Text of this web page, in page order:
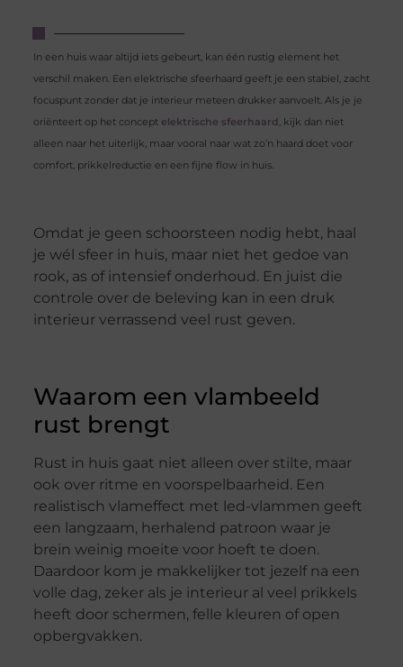
In een huis waar altijd iets gebeurt, kan één rustig element het
verschil maken. Een elektrische sfeerhaard geeft je een stabiel, zacht
focuspunt zonder dat je interieur meteen drukker aanvoelt. Als je je
oriënteert op het concept elektrische sfeerhaard , kijk dan niet
alleen naar het uiterlijk, maar vooral naar wat zo’n haard doet voor
comfort, prikkelreductie en een fijne flow in huis.
Omdat je geen schoorsteen nodig hebt, haal
je wél sfeer in huis, maar niet het gedoe van
rook, as of intensief onderhoud. En juist die
controle over de beleving kan in een druk
interieur verrassend veel rust geven.
Waarom een vlambeeld
rust brengt
Rust in huis gaat niet alleen over stilte, maar
ook over ritme en voorspelbaarheid. Een
realistisch vlameffect met led-vlammen geeft
een langzaam, herhalend patroon waar je
brein weinig moeite voor hoeft te doen.
Daardoor kom je makkelijker tot jezelf na een
volle dag, zeker als je interieur al veel prikkels
heeft door schermen, felle kleuren of open
opbergvakken.